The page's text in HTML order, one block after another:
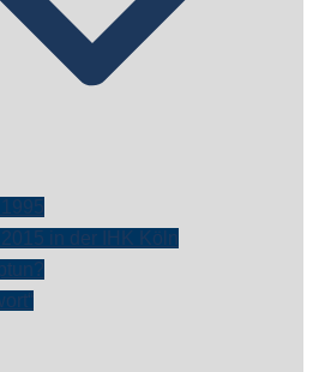
2015 in der IHK Köln